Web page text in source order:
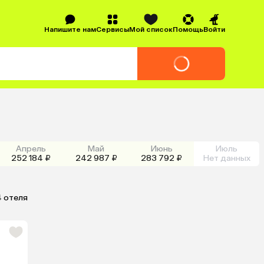
Напишите намСервисыМой списокПомощьВойти
Апрель
252 184 ₽
Май
242 987 ₽
Июнь
283 792 ₽
Июль
Нет данных
отеля